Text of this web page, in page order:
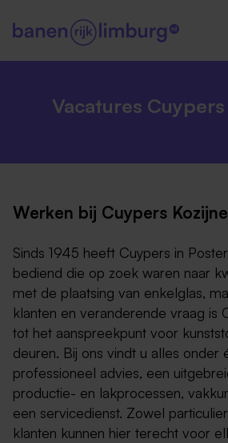
Vacatures
Werken bij Cuypers
Sinds 1945 heeft Cuypers in
bediend die op zoek waren naar
met de plaatsing van enkelglas,
klanten en veranderende vraag is
tot het aanspreekpunt voor
deuren. Bij ons vindt u alles onder
professioneel advies, een
productie- en lakprocessen,
een servicedienst. Zowel
klanten kunnen hier terecht voor